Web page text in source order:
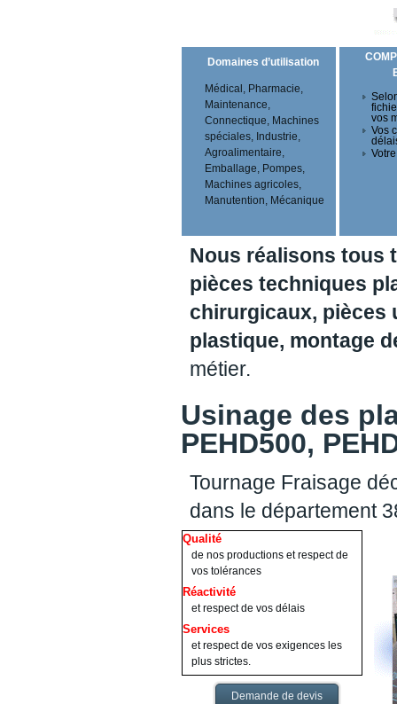
Domaines d’utilisation
Médical, Pharmacie,
Maintenance,
Connectique, Machines
spéciales, Industrie,
Agroalimentaire,
Emballage, Pompes,
Machines agricoles,
Manutention, Mécanique
vos
Vos
Nous réalisons tous
pièces techniques
chirurgicaux, pièces
plastique, montage
métier.
Usinage des
PEHD500,
Tournage Fraisage
dans le département
Qualité
de nos productions et respect de
vos tolérances
Réactivité
et respect de vos délais
Services
et respect de vos exigences les
plus strictes.
Demande de devis